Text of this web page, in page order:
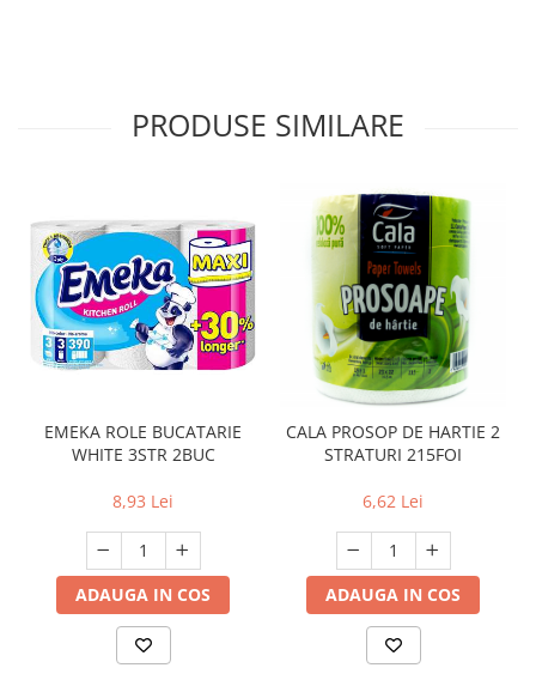
PRODUSE SIMILARE
EMEKA ROLE BUCATARIE
WHITE 3STR 2BUC
8,93 Lei
ADAUGA IN COS
CALA PROSOP DE HARTIE 2
STRATURI 215FOI
6,62 Lei
ADAUGA IN COS